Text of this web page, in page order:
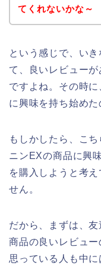
てくれないかな～
という感じで、い
て、良いレビュー
ですよね。その時
に興味を持ち始めた
もしかしたら、こ
ニンEXの商品に興
を購入しようと考
せん。
だから、まずは、
商品の良いレビュ
思っている人も中に